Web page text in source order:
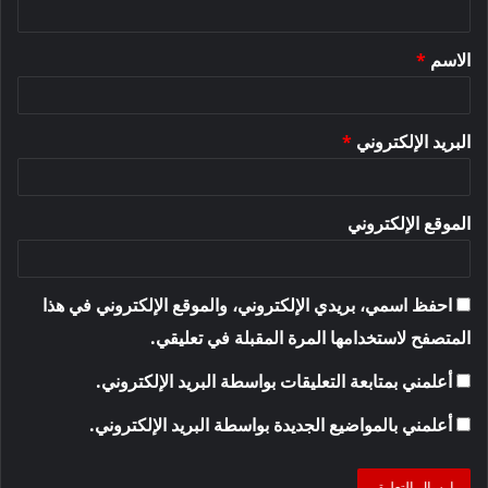
*
الاسم *
البريد الإلكتروني *
الموقع الإلكتروني
احفظ اسمي، بريدي الإلكتروني، والموقع الإلكتروني في هذا
المتصفح لاستخدامها المرة المقبلة في تعليقي.
أعلمني بمتابعة التعليقات بواسطة البريد الإلكتروني.
أعلمني بالمواضيع الجديدة بواسطة البريد الإلكتروني.